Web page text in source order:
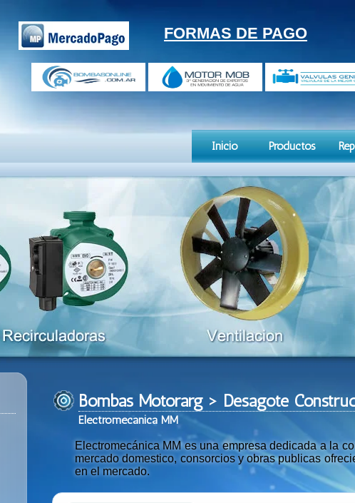
FORMAS DE PAGO
Inicio Productos
Bombas Motorarg > Desagote
Electromecanica MM
Electromecánica MM es una empresa dedicada a la
mercado domestico, consorcios y obras publicas
en el mercado.